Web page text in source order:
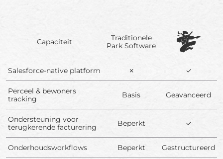
Capaciteit
Traditionele
Park Software
Salesforce-native platform ✗ ✓
Perceel & bewoners
tracking
Basis Geavanceerd
Ondersteuning voor
terugkerende facturering
Beperkt ✓
Onderhoudsworkflows Beperkt Gestructureerd